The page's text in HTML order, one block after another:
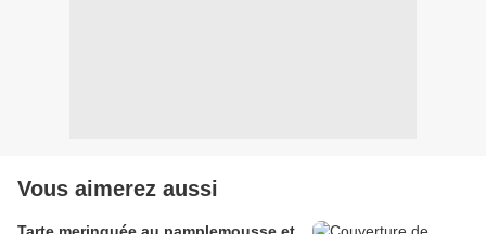
Vous aimerez aussi